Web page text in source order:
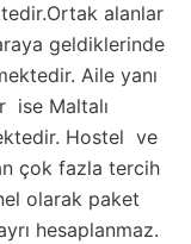
alanlar
geldiklerinde
Aile yanı
ise Maltalı
Hostel ve
çok fazla tercih
olarak paket
hesaplanmaz.